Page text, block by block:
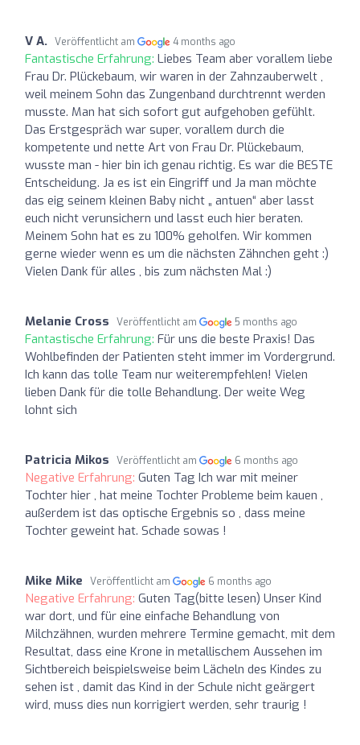
V A. Veröffentlicht am 4 months ago
Fantastische Erfahrung: Liebes Team aber vorallem liebe
Frau Dr. Plückebaum, wir waren in der Zahnzauberwelt ,
weil meinem Sohn das Zungenband durchtrennt werden
musste. Man hat sich sofort gut aufgehoben gefühlt.
Das Erstgespräch war super, vorallem durch die
kompetente und nette Art von Frau Dr. Plückebaum,
wusste man - hier bin ich genau richtig. Es war die BESTE
Entscheidung. Ja es ist ein Eingriff und Ja man möchte
das eig seinem kleinen Baby nicht „ antuen“ aber lasst
euch nicht verunsichern und lasst euch hier beraten.
Meinem Sohn hat es zu 100% geholfen. Wir kommen
gerne wieder wenn es um die nächsten Zähnchen geht :)
Vielen Dank für alles , bis zum nächsten Mal :)
Melanie Cross Veröffentlicht am 5 months ago
Fantastische Erfahrung: Für uns die beste Praxis! Das
Wohlbefinden der Patienten steht immer im Vordergrund.
Ich kann das tolle Team nur weiterempfehlen! Vielen
lieben Dank für die tolle Behandlung. Der weite Weg
lohnt sich
Patricia Mikos Veröffentlicht am 6 months ago
Negative Erfahrung: Guten Tag Ich war mit meiner
Tochter hier , hat meine Tochter Probleme beim kauen ,
außerdem ist das optische Ergebnis so , dass meine
Tochter geweint hat. Schade sowas !
Mike Mike Veröffentlicht am 6 months ago
Negative Erfahrung: Guten Tag(bitte lesen) Unser Kind
war dort, und für eine einfache Behandlung von
Milchzähnen, wurden mehrere Termine gemacht, mit dem
Resultat, dass eine Krone in metallischem Aussehen im
Sichtbereich beispielsweise beim Lächeln des Kindes zu
sehen ist , damit das Kind in der Schule nicht geärgert
wird, muss dies nun korrigiert werden, sehr traurig !